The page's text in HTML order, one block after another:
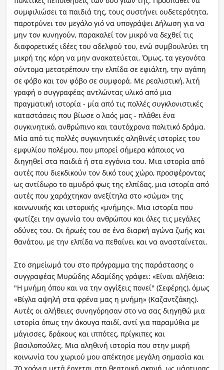
συμφιλιώσει τα παιδιά της, τους συστήνει ουδετερότητα,
παροτρύνει τον μεγάλο γιό να υπογράψει Δήλωση για να
μην τον κυνηγούν, παρακαλεί τον μικρό να δεχθεί τις
διαφορετικές ιδέες του αδελφού του, ενώ συμβουλεύει τη
μικρή της κόρη να μην ανακατεύεται. Όμως, τα γεγονότα
σύντομα μετατρέπουν την ελπίδα σε εφιάλτη, την αγάπη
σε φόβο και τον φόβο σε συμφορά. Με ρεαλιστική, λιτή
γραφή ο συγγραφέας αντλώντας υλικό από μια
πραγματική ιστορία - μία από τις πολλές συγκλονιστικές
καταστάσεις που βίωσε ο λαός μας - πλάθει ένα
συγκινητικό, ανθρώπινο και ταυτόχρονα πολιτικό δράμα.
Μία από τις πολλές συγκινητικές αληθινές ιστορίες του
εμφυλίου πολέμου, που μπορεί σήμερα κάποιος να
διηγηθεί στα παιδιά ή στα εγγόνια του. Μια ιστορία από
αυτές που διεκδικούν τον δικό τους χώρο, προσφέροντας
ως αντίδωρο το αμυδρό φως της ελπίδας, μια ιστορία από
αυτές που χαράχτηκαν ανεξίτηλα στο «σώμα» της
κοινωνικής και ιστορικής «μνήμης». Μια ιστορία που
φωτίζει την αγωνία του ανθρώπου και όλες τις μεγάλες
οδύνες του. Οι ήρωές του σε ένα διαρκή αγώνα ζωής και
θανάτου, με την ελπίδα να πεθαίνει και να ανασταίνεται.
Στο σημείωμά του στο πρόγραμμα της παράστασης ο
συγγραφέας Μυρώδης Αδαμίδης γράφει: «Είναι αλήθεια:
"Η μνήμη όπου και να την αγγίξεις πονεί" (Σεφέρης),όμως
«Βίγλα αψηλή στα φρένα μας η μνήμη» (Καζαντζάκης).
Αυτές οι αλήθειες συνηγόρησαν στο να σας διηγηθώ μια
ιστορία όπως την άκουγα παιδί, αντί για παραμύθια με
μάγισσες, δράκους και ιππότες, πρίγκιπες και
βασιλοπούλες. Μια αληθινή ιστορία που στην μικρή
κοινωνία του χωριού μου απέκτησε μεγάλη σημασία και